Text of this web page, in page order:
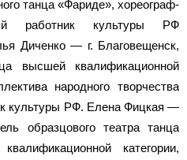
танца «Фариде», хореограф-
работник культуры РФ
Диченко — г. Благовещенск,
высшей квалификационной
народного творчества
культуры РФ. Елена Фицкая —
образцового театра танца
категории,